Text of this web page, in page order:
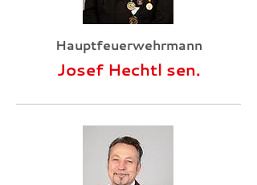
Hauptfeuerwehrmann
Josef Hechtl sen.